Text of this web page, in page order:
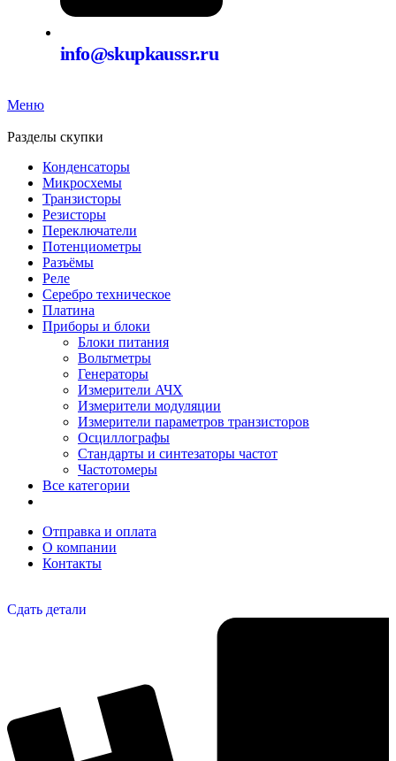
info@skupkaussr.ru
Меню
Разделы скупки
Конденсаторы
Микросхемы
Транзисторы
Резисторы
Переключатели
Потенциометры
Разъёмы
Реле
Серебро техническое
Платина
Приборы и блоки
Блоки питания
Вольтметры
Генераторы
Измерители АЧХ
Измерители модуляции
Измерители параметров транзисторов
Осциллографы
Стандарты и синтезаторы частот
Частотомеры
Все категории
Отправка и оплата
О компании
Контакты
Сдать детали